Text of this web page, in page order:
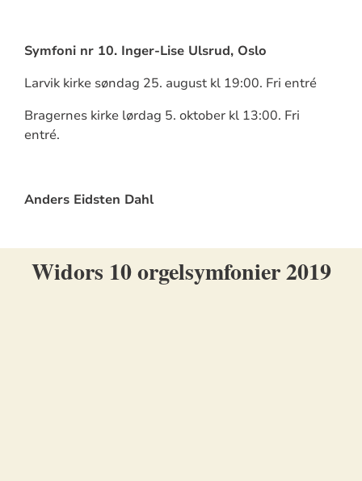
Symfoni nr 10. Inger-Lise Ulsrud, Oslo
Larvik kirke søndag 25. august kl 19:00. Fri entré
Bragernes kirke lørdag 5. oktober kl 13:00. Fri
entré.
Anders Eidsten Dahl
Widors 10 orgelsymfonier 2019